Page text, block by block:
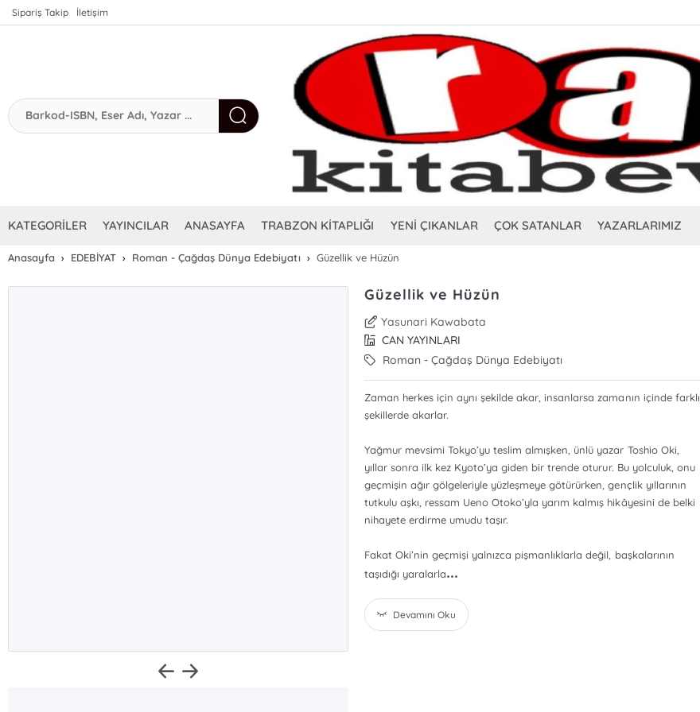
Sipariş Takip İletişim
KATEGORİLER YAYINCILAR ANASAYFA TRABZON KİTAPLIĞI YENİ ÇIKANLAR ÇOK SATANLAR YAZARLARIMIZ
Anasayfa EDEBİYAT Roman - Çağdaş Dünya Edebiyatı Güzellik ve Hüzün
Güzellik ve Hüzün
Yasunari Kawabata
CAN YAYINLARI
Roman - Çağdaş Dünya Edebiyatı
Zaman herkes için aynı şekilde akar, insanlarsa zamanın içinde farklı
şekillerde akarlar.
Yağmur mevsimi Tokyo’yu teslim almışken, ünlü yazar Toshio Oki,
yıllar sonra ilk kez Kyoto’ya giden bir trende oturur. Bu yolculuk, onu
geçmişin ağır gölgeleriyle yüzleşmeye götürürken, gençlik yıllarının
tutkulu aşkı, ressam Ueno Otoko’yla yarım kalmış hikâyesini de belki
nihayete erdirme umudu taşır.
Fakat Oki’nin geçmişi yalnızca pişmanlıklarla değil, başkalarının
taşıdığı yaralarla...
Devamını Oku